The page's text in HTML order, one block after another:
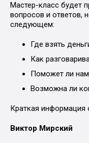
Мастер-класс будет
вопросов и ответов,
следующем:
Где взять
Как
Поможет ли
Возможна ли
Краткая информация
Виктор Мирский